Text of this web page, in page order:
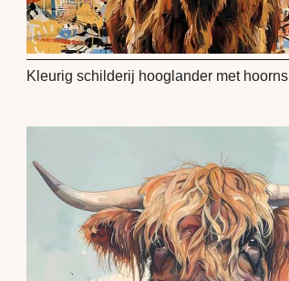
Kleurig schilderij hooglander met hoorns